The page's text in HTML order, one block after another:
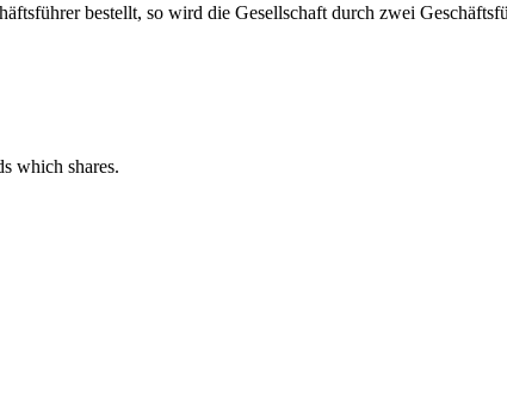
bestellt, so wird die Gesellschaft durch zwei
which shares.